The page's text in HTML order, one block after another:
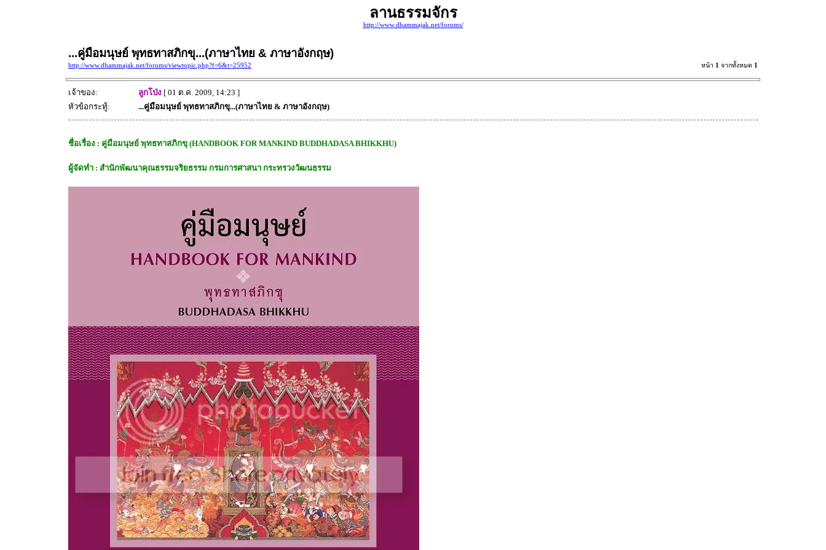
ลานธรรมจักร
http://www.dhammajak.net/forums/
...คู่มือมนุษย์ พุทธทาสภิกขุ...(ภาษาไทย & ภาษาอังกฤษ)
http://www.dhammajak.net/forums/viewtopic.php?f=6&t=25952 หน้า 1 จากทั้งหมด 1
เจ้าของ: ลูกโป่ง [ 01 ต.ค. 2009, 14:23 ]
หัวข้อกระทู้:
...คู่มือมนุษย์ พุทธทาสภิกขุ...(ภาษาไทย & ภาษาอังกฤษ)
ชื่อเรื่อง : คู่มือมนุษย์ พุทธทาสภิกขุ (HANDBOOK FOR MANKIND BUDDHADASA BHIKKHU)
ผู้จัดทำ : สำนักพัฒนาคุณธรรมจริยธรรม กรมการศาสนา กระทรวงวัฒนธรรม